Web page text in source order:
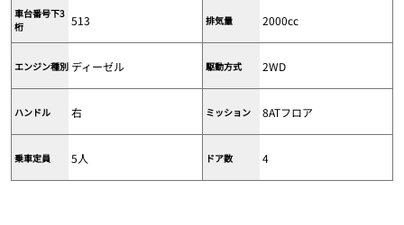
車台番号下3
桁
513 排気量 2000cc
エンジン種別 ディーゼル 駆動方式 2WD
ハンドル 右 ミッション 8ATフロア
乗車定員 5人 ドア数 4